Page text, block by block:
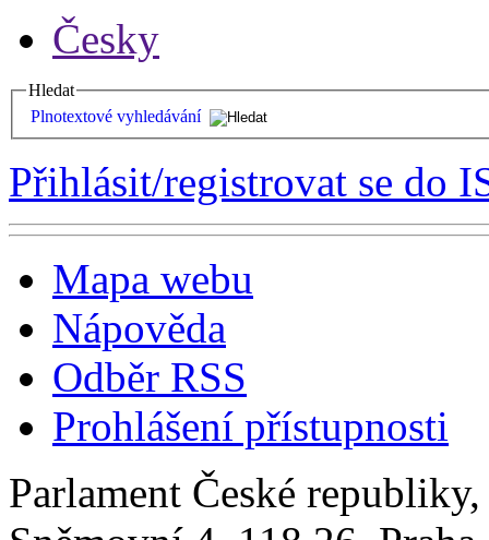
Česky
Hledat
Plnotextové vyhledávání
Přihlásit/registrovat se do
Mapa webu
Nápověda
Odběr RSS
Prohlášení přístupnosti
Parlament České